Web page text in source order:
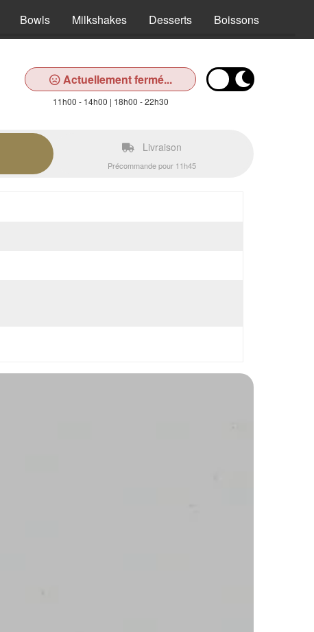
Bowls Milkshakes Desserts Boissons
Actuellement fermé...
11h00 - 14h00 | 18h00 - 22h30
Livraison
Précommande pour 11h45